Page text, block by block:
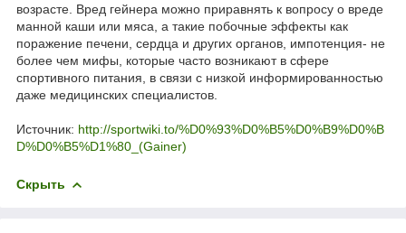
возрасте. Вред гейнера можно приравнять к вопросу о вреде
манной каши или мяса, а такие побочные эффекты как
поражение печени, сердца и других органов, импотенция- не
более чем мифы, которые часто возникают в сфере
спортивного питания, в связи с низкой информированностью
даже медицинских специалистов.
Источник: http://sportwiki.to/%D0%93%D0%B5%D0%B9%D0%B
D%D0%B5%D1%80_(Gainer)
Скрыть